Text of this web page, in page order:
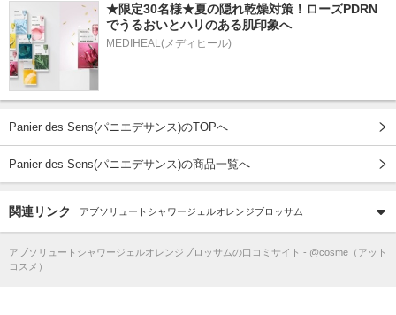
★限定30名様★夏の隠れ乾燥対策！ローズPDRN
でうるおいとハリのある肌印象へ
MEDIHEAL(メディヒール)
Panier des Sens(パニエデサンス)のTOPへ
Panier des Sens(パニエデサンス)の商品一覧へ
関連リンク アブソリュートシャワージェルオレンジブロッサム
アブソリュートシャワージェルオレンジブロッサムの口コミサイト - @cosme（アット
コスメ）